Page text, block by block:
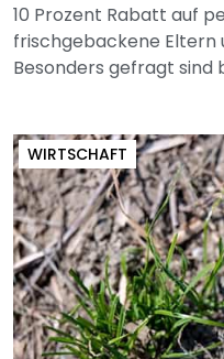
10 Prozent Rabatt auf
frischgebackene Eltern
Besonders gefragt sind
WIRTSCHAFT